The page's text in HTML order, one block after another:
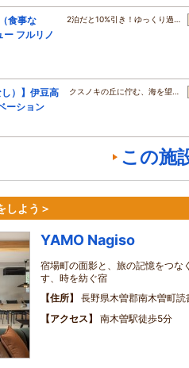
食事な
ー フルリノ
2泊だと10%引き！ゆっくり過…
し）】伊豆高
ーション
クスノキの丘に佇む、海を望…
この施
しよう＞
YAMO Nagiso
宿場町の面影と、旅の記憶をつな
す、時を紡ぐ宿
住所
長野県木曽郡南木曽町
アクセス
南木曽駅徒歩5分